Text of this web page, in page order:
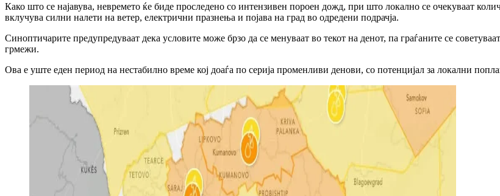
Како што се најавува, невремето ќе биде проследено со интензивен пороен дожд, при што локално се очекуваат
вклучува силни налети на ветер, електрични празнења и појава на град во одредени подрачја.
Синоптичарите предупредуваат дека условите може брзо да се менуваат во текот на денот, па граѓаните се
грмежи.
Ова е уште еден период на нестабилно време кој доаѓа по серија променливи денови, со потенцијал за локални